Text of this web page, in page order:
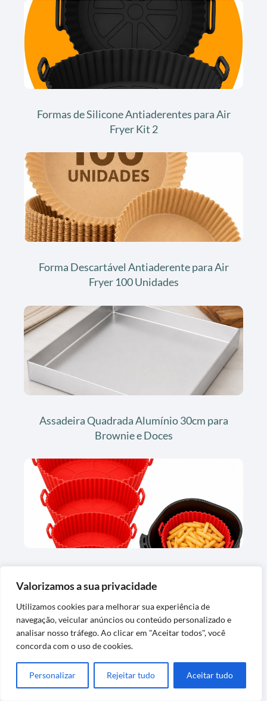
Valorizamos a sua privacidade
Utilizamos cookies para melhorar sua experiência de
navegação, veicular anúncios ou conteúdo personalizado e
analisar nosso tráfego. Ao clicar em "Aceitar todos", você
concorda com o uso de cookies.
Personalizar Rejeitar tudo Aceitar tudo
Formas de Silicone Antiaderentes para Air
Fryer Kit 2
Forma Descartável Antiaderente para Air
Fryer 100 Unidades
Assadeira Quadrada Alumínio 30cm para
Brownie e Doces
unidades